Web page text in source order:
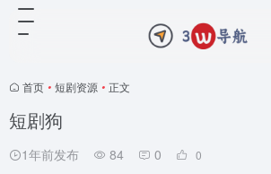
首页 • 短剧资源 • 正文
短剧狗
1年前发布 84 0 0